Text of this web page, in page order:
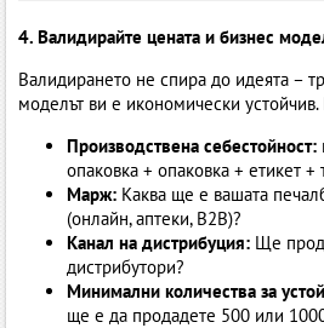
4. Валидирайте цената и бизнес
Валидирането не спира до идеята –
моделът ви е икономически устойчив.
Производствена себестойност:
опаковка + опаковка + етикет +
Марж: Каква ще е вашата
(онлайн, аптеки, B2B)?
Канал на дистрибуция: Ще
дистрибутори?
Минимални количества за
ще е да продадете 500 или